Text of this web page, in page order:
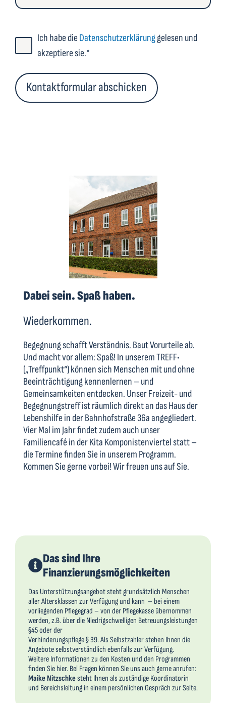
Ich habe dieDatenschutzerklärunggelesen und
akzeptiere sie.*
Dabei sein. Spaß haben.
Wiederkommen.
Begegnung schafft Verständnis. Baut Vorurteile ab.
Und macht vor allem: Spaß! In unserem TREFF•
(„Treffpunkt“) können sich Menschen mit und ohne
Beeinträchtigung kennenlernen – und
Gemeinsamkeiten entdecken. Unser Freizeit- und
Begegnungstreff ist räumlich direkt an das Haus der
Lebenshilfe in der Bahnhofstraße 36a angegliedert.
Vier Mal im Jahr findet zudem auch unser
Familiencafé in der Kita Komponistenviertel statt –
die Termine finden Sie in unserem Programm.
Kommen Sie gerne vorbei! Wir freuen uns auf Sie.
Das sind Ihre
Finanzierungsmöglichkeiten
Das Unterstützungsangebot steht grundsätzlich Menschen
aller Altersklassen zur Verfügung und kann – bei einem
vorliegenden Pflegegrad – von der Pflegekasse übernommen
werden, z.B. über die Niedrigschwelligen Betreuungsleistungen
§45 oder der
Verhinderungspflege § 39. Als Selbstzahler stehen Ihnen die
Angebote selbstverständlich ebenfalls zur Verfügung.
Weitere Informationen zu den Kosten und den Programmen
finden Sie hier. Bei Fragen können Sie uns auch gerne anrufen:
Maike Nitzschkesteht Ihnen als zuständige Koordinatorin
und Bereichsleitung in einem persönlichen Gespräch zur Seite.